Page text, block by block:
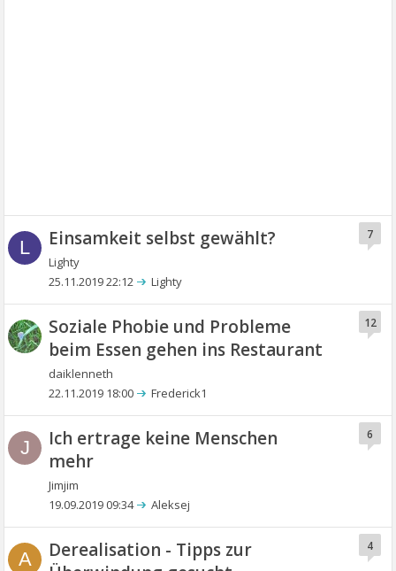
L Einsamkeit selbst gewählt?
Lighty
7
25.11.2019 22:12 Lighty
Soziale Phobie und Probleme
beim Essen gehen ins Restaurant
daiklenneth
12
22.11.2019 18:00 Frederick1
J
Ich ertrage keine Menschen
mehr
Jimjim
6
19.09.2019 09:34 Aleksej
A
Derealisation - Tipps zur
4